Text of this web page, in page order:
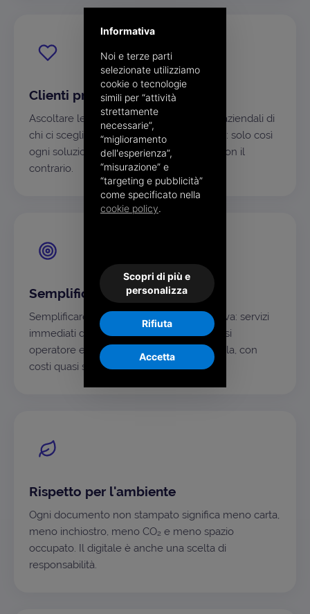
Clienti prima di tutto
Ascoltare le esigenze e capire i processi aziendali di
chi ci sceglie è il nostro punto di partenza: solo così
ogni soluzione si adatta al singolo caso, non il
contrario.
Semplificare, sempre
Semplificare è la nostra ossessione positiva: servizi
immediati da usare, alla portata di qualsiasi
operatore e sostenibili anche su larga scala, con
costi quasi solo variabili.
Rispetto per l'ambiente
Ogni documento non stampato significa meno carta,
meno inchiostro, meno CO₂ e meno spazio
occupato. Il digitale è anche una scelta di
responsabilità.
Informativa
Noi e terze parti
selezionate utilizziamo
cookie o tecnologie
simili per “attività
strettamente
necessarie”,
“miglioramento
dell'esperienza”,
“misurazione” e
“targeting e pubblicità”
come specificato nella
cookie policy.
Scopri di più e
personalizza
Rifiuta
Accetta